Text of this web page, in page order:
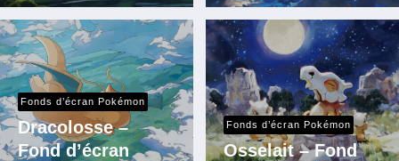
Fonds d’écran Pokémon
Dracolosse –
Fond d’écran
Fonds d’écran Pokémon
Osselait – Fond